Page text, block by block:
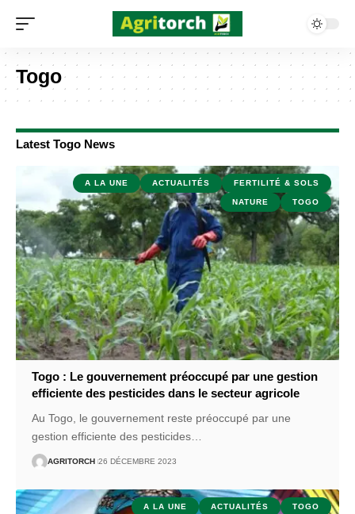
Togo
Latest Togo News
A LA UNE ACTUALITÉS FERTILITÉ & SOLS
NATURE TOGO
Togo : Le gouvernement préoccupé par une gestion
efficiente des pesticides dans le secteur agricole
Au Togo, le gouvernement reste préoccupé par une
gestion efficiente des pesticides
AGRITORCH 26 DÉCEMBRE 2023
A LA UNE ACTUALITÉS TOGO